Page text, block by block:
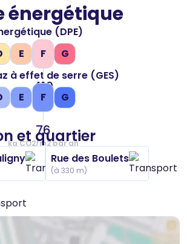
énergétique
(DPE)
E F
419
kWh/m2 par an
G
à effet de serre (GES)
E F
76
kg CO2/m2 par an
G
et quartier
Rue des Boulets
(à 330 m)